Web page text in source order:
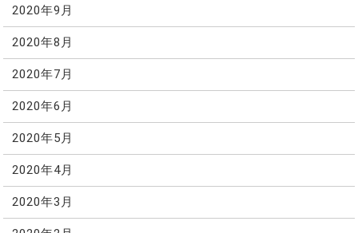
2020年9月
2020年8月
2020年7月
2020年6月
2020年5月
2020年4月
2020年3月